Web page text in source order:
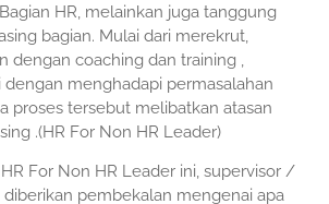
HR, melainkan juga tanggung
bagian. Mulai dari merekrut,
dengan coaching dan training ,
dengan menghadapi permasalahan
proses tersebut melibatkan atasan
.(HR For Non HR Leader)
For Non HR Leader ini, supervisor /
diberikan pembekalan mengenai apa